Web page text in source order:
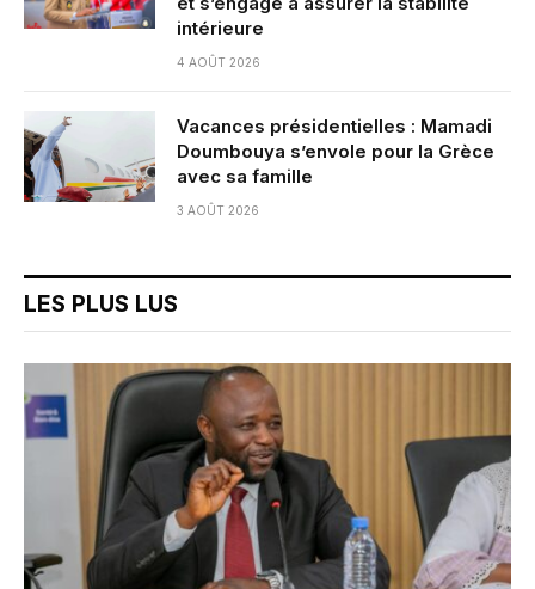
intérieure
4 AOÛT 2026
Vacances présidentielles : Mamadi
Doumbouya s’envole pour la Grèce
avec sa famille
3 AOÛT 2026
LES PLUS LUS